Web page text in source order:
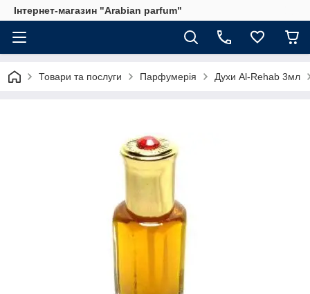
Інтернет-магазин "Arabian parfum"
Товари та послуги Парфумерія Духи Al-Rehab 3мл